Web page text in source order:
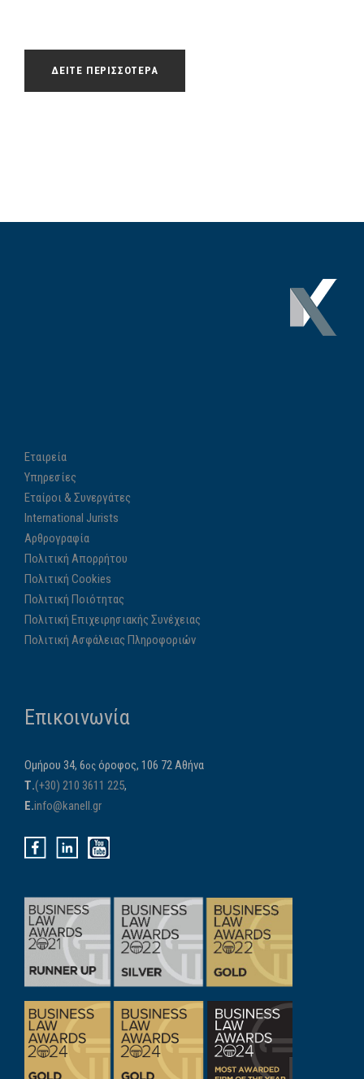
ΔΕΙΤΕ ΠΕΡΙΣΣΟΤΕΡΑ
Εταιρεία
Υπηρεσίες
Εταίροι & Συνεργάτες
International Jurists
Αρθρογραφία
Πολιτική Απορρήτου
Πολιτική Cookies
Πολιτική Ποιότητας
Πολιτική Επιχειρησιακής Συνέχειας
Πολιτική Ασφάλειας Πληροφοριών
Επικοινωνία
Ομήρου 34, 6ος όροφος, 106 72 Αθήνα
Τ.(+30) 210 3611 225,
E.info@kanell.gr